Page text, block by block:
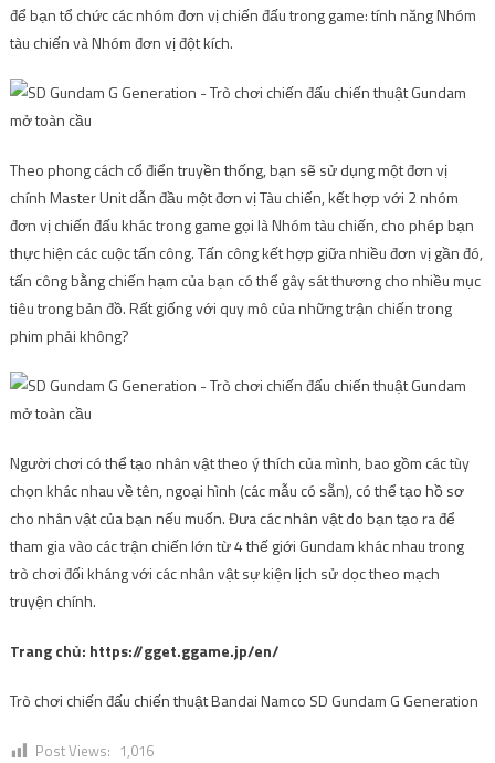
để bạn tổ chức các nhóm đơn vị chiến đấu trong game: tính năng Nhóm
tàu ​​chiến và Nhóm đơn vị đột kích.
Theo phong cách cổ điển truyền thống, bạn sẽ sử dụng một đơn vị
chính Master Unit dẫn đầu một đơn vị Tàu chiến, kết hợp với 2 nhóm
đơn vị chiến đấu khác trong game gọi là Nhóm tàu ​​chiến, cho phép bạn
thực hiện các cuộc tấn công. Tấn công kết hợp giữa nhiều đơn vị gần đó,
tấn công bằng chiến hạm của bạn có thể gây sát thương cho nhiều mục
tiêu trong bản đồ. Rất giống với quy mô của những trận chiến trong
phim phải không?
Người chơi có thể tạo nhân vật theo ý thích của mình, bao gồm các tùy
chọn khác nhau về tên, ngoại hình (các mẫu có sẵn), có thể tạo hồ sơ
cho nhân vật của bạn nếu muốn. Đưa các nhân vật do bạn tạo ra để
tham gia vào các trận chiến lớn từ 4 thế giới Gundam khác nhau trong
trò chơi đối kháng với các nhân vật sự kiện lịch sử dọc theo mạch
truyện chính.
Trang chủ: https://gget.ggame.jp/en/
Trò chơi chiến đấu chiến thuật Bandai Namco SD Gundam G Generation
Post Views: 1,016